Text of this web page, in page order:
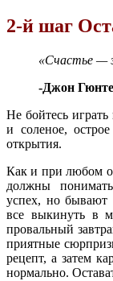
2-й шаг
«Счастье —
-Джон
Не бойтесь играть
и соленое,
открытия.
Как и при любом
должны
успех, но
все выкинуть в
провальный
приятные
рецепт, а затем
нормально.